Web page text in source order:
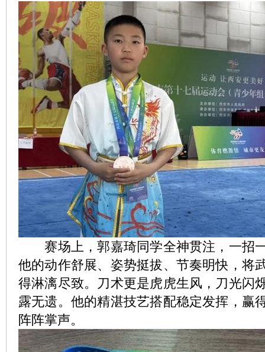
赛场上，郭嘉琦同学全神贯注，一招
他的动作舒展、姿势挺拔、节奏明快，将
得淋漓尽致。刀术更是虎虎生风，刀光闪
露无遗。他的精湛技艺搭配稳定发挥，赢
阵阵掌声。